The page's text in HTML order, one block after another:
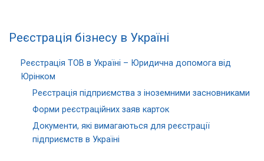
Реєстрація бізнесу в Україні
Реєстрація ТОВ в Україні – Юридична допомога від
Юрінком
Реєстрація підприємства з іноземними засновниками
Форми реєстраційних заяв карток
Документи, які вимагаються для реєстрації
підприємств в Україні